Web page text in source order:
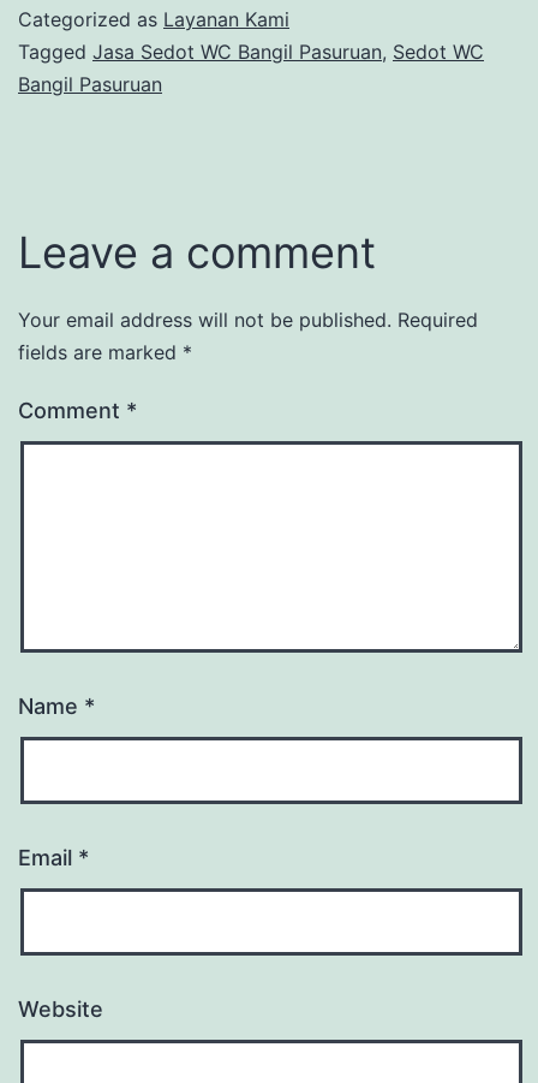
Categorized as Layanan Kami
Tagged Jasa Sedot WC Bangil Pasuruan, Sedot WC
Bangil Pasuruan
Leave a comment
Your email address will not be published. Required
fields are marked *
Comment *
Name *
Email *
Website